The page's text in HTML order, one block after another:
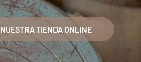
TIENDA ONLINE